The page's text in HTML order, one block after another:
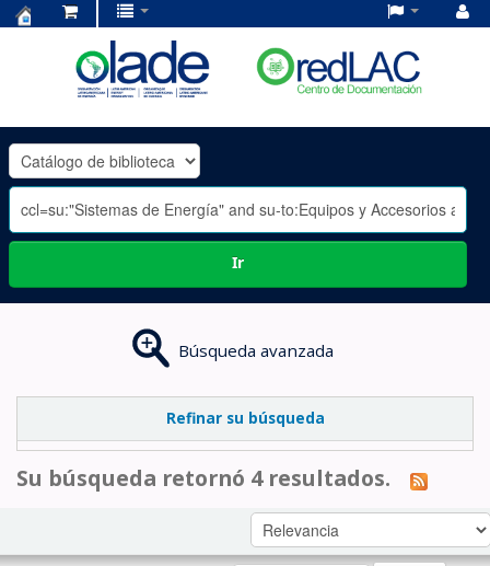
OLADE
-
Ir
Búsqueda avanzada
Refinar su búsqueda
Su búsqueda retornó 4 resultados.